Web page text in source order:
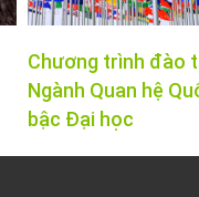
Chương trình đào
Ngành Quan hệ
bậc Đại học